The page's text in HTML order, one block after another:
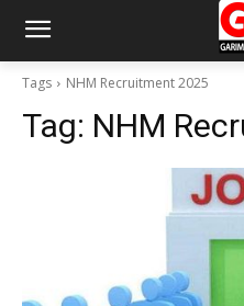
Tags NHM Recruitment 2025
Tag: NHM